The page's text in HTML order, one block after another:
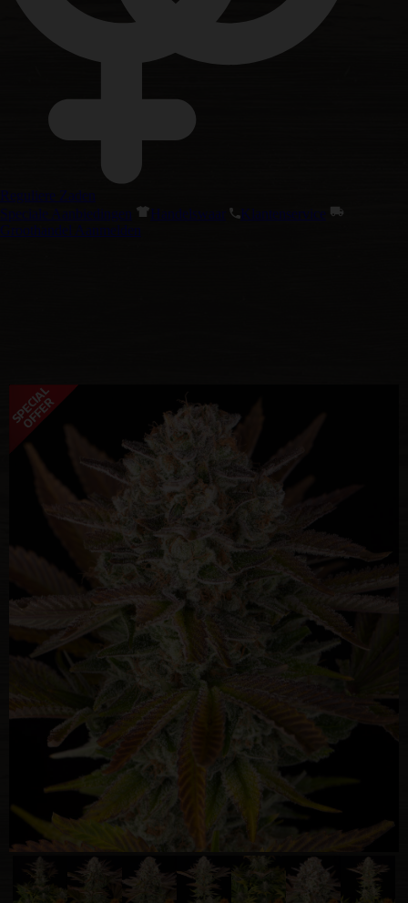
Reguliere Zaden
Speciale Aanbiedingen
Handelswaar
Klantenservice
Groothandel Aanmelden